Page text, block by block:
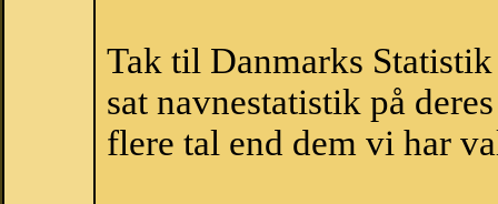
Tak til Danmarks
sat navnestatistik på
flere tal end dem vi har